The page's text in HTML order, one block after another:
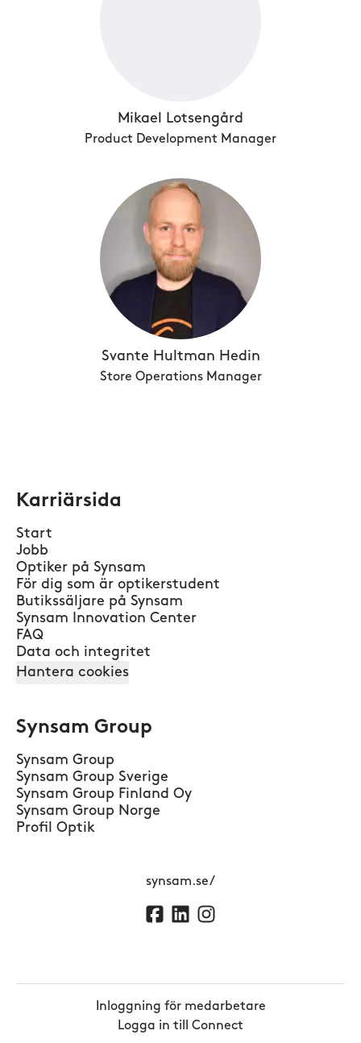
Mikael Lotsengård
Product Development Manager
Svante Hultman Hedin
Store Operations Manager
Karriärsida
Start
Jobb
Optiker på Synsam
För dig som är optikerstudent
Butikssäljare på Synsam
Synsam Innovation Center
FAQ
Data och integritet
Hantera cookies
Synsam Group
Synsam Group
Synsam Group Sverige
Synsam Group Finland Oy
Synsam Group Norge
Profil Optik
synsam.se/
Inloggning för medarbetare
Logga in till Connect